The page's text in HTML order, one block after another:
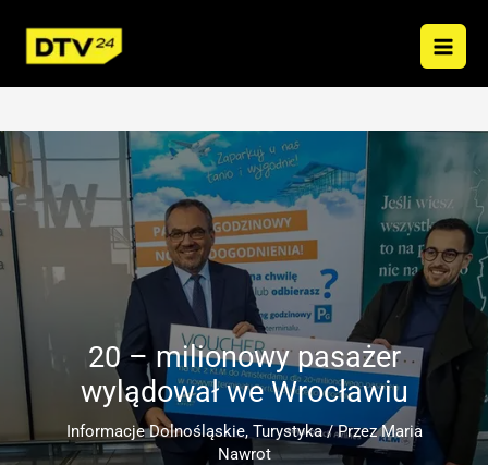
treści
20 – milionowy pasażer
wylądował we Wrocławiu
Informacje Dolnośląskie, Turystyka/ PrzezMaria
Nawrot